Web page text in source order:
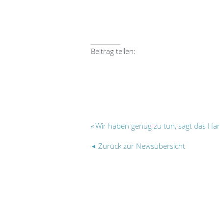
Beitrag teilen:
Wir haben genug zu tun, sagt das
Zurück zur Newsübersicht